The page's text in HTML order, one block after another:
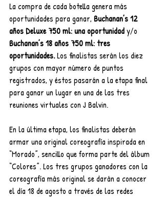
La compra de cada botella genera más
oportunidades para ganar, Buchanan’s 12
años Deluxe 750 ml: una oportunidad y/o
Buchanan’s 18 años 750 ml: tres
oportunidades. Los finalistas serán los diez
grupos con mayor número de puntos
registrados, y éstos pasarán a la etapa final
para ganar un lugar en una de las tres
reuniones virtuales con J Balvin.
En la última etapa, los finalistas deberán
armar una original coreografía inspirada en
“Morado”, sencillo que forma parte del álbum
“Colores”. Los tres grupos ganadores con la
coreografía más original se darán a conocer
el día 18 de agosto a través de las redes